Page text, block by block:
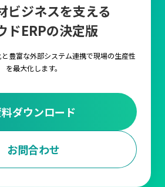
ビジネスを支える
ドERPの決定版
豊富な外部システム連携で現場の生産性
を最大化します。
ダウンロード
お問合わせ